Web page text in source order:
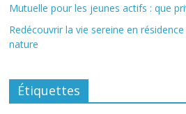
Mutuelle pour les jeunes actifs : que
Redécouvrir la vie sereine en
nature
Étiquettes